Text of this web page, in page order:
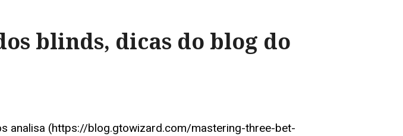
blinds, dicas do blog do
analisa (https://blog.gtowizard.com/mastering-three-bet-